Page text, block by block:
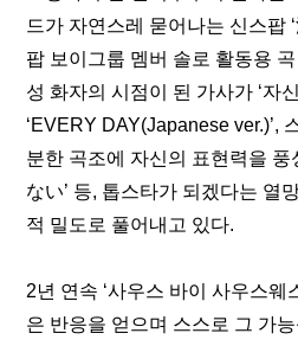
드가 자연스레 묻어나는 신스팝
팝 보이그룹 멤버 솔로 활동용
성 화자의 시점이 된 가사가 ‘자
‘EVERY DAY(Japanese ver.)’,
분한 곡조에 자신의 표현력을 풍
ない’ 등, 톱스타가 되겠다는 열
적 밀도로 풀어내고 있다.
2년 연속 ‘사우스 바이 사우스웨
은 반응을 얻으며 스스로 그 가